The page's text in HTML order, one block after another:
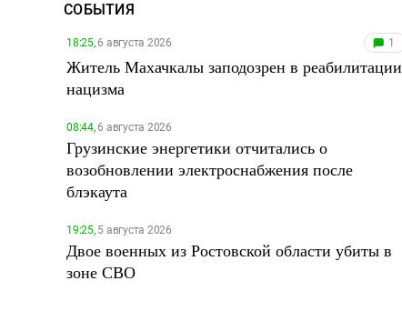
СОБЫТИЯ
18:25,6 августа 2026 1
Житель Махачкалы заподозрен в реабилитации
нацизма
08:44,6 августа 2026
Грузинские энергетики отчитались о
возобновлении электроснабжения после
блэкаута
19:25,5 августа 2026
Двое военных из Ростовской области убиты в
зоне СВО